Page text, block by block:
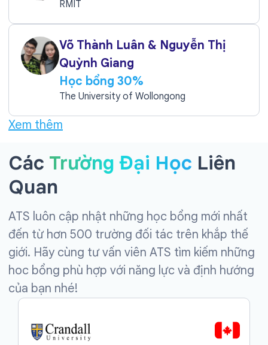
RMIT
Võ Thành Luân & Nguyễn Thị
Quỳnh Giang
Học bổng 30%
The University of Wollongong
Xem thêm
Các Trường Đại Học Liên
Quan
ATS luôn cập nhật những học bổng mới nhất
đến từ hơn 500 trường đối tác trên khắp thế
giới. Hãy cùng tư vấn viên ATS tìm kiếm những
hoc bổng phù hợp với năng lực và định hướng
của bạn nhé!